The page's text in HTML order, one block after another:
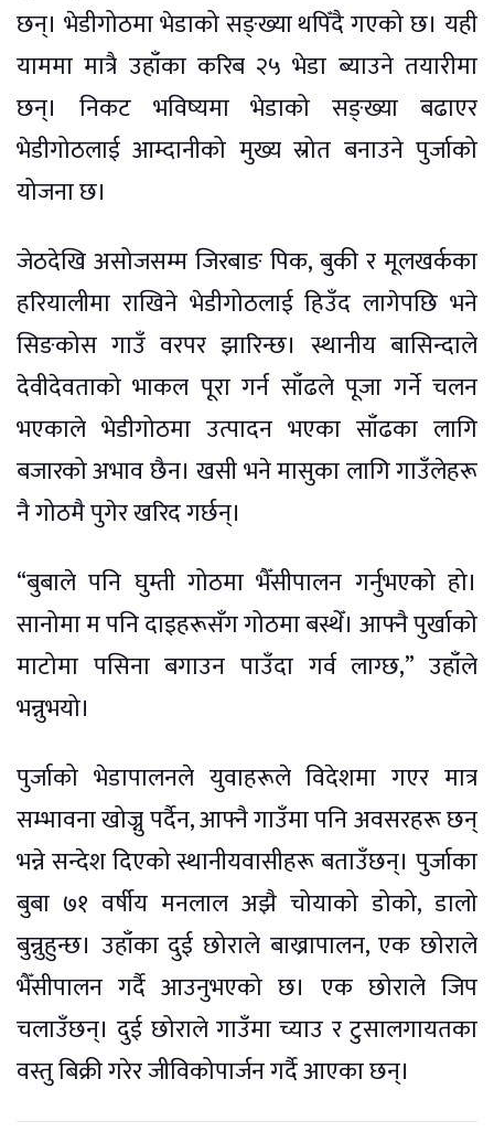
छन्। भेडीगोठमा भेडाको सङ्ख्या थपिँदै गएको छ। यही
याममा मात्रै उहाँका करिब २५ भेडा ब्याउने तयारीमा
छन्। निकट भविष्यमा भेडाको सङ्ख्या बढाएर
भेडीगोठलाई आम्दानीको मुख्य स्रोत बनाउने पुर्जाको
योजना छ।
जेठदेखि असोजसम्म जिरबाङ पिक, बुकी र मूलखर्कका
हरियालीमा राखिने भेडीगोठलाई हिउँद लागेपछि भने
सिङकोस गाउँ वरपर झारिन्छ। स्थानीय बासिन्दाले
देवीदेवताको भाकल पूरा गर्न साँढले पूजा गर्ने चलन
भएकाले भेडीगोठमा उत्पादन भएका साँढका लागि
बजारको अभाव छैन। खसी भने मासुका लागि गाउँलेहरू
नै गोठमै पुगेर खरिद गर्छन्।
“बुबाले पनि घुम्ती गोठमा भैँसीपालन गर्नुभएको हो।
सानोमा म पनि दाइहरूसँग गोठमा बस्थेँ। आफ्नै पुर्खाको
माटोमा पसिना बगाउन पाउँदा गर्व लाग्छ,” उहाँले
भन्नुभयो।
पुर्जाको भेडापालनले युवाहरूले विदेशमा गएर मात्र
सम्भावना खोज्नु पर्दैन, आफ्नै गाउँमा पनि अवसरहरू छन्
भन्ने सन्देश दिएको स्थानीयवासीहरू बताउँछन्। पुर्जाका
बुबा ७१ वर्षीय मनलाल अझै चोयाको डोको, डालो
बुन्नुहुन्छ। उहाँका दुई छोराले बाख्रापालन, एक छोराले
भैँसीपालन गर्दै आउनुभएको छ। एक छोराले जिप
चलाउँछन्। दुई छोराले गाउँमा च्याउ र टुसालगायतका
वस्तु बिक्री गरेर जीविकोपार्जन गर्दै आएका छन्।